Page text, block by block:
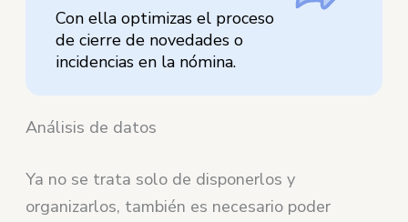
Con ella optimizas el proceso
de cierre de novedades o
incidencias en la nómina.
Análisis de datos
Ya no se trata solo de disponerlos y
organizarlos, también es necesario poder